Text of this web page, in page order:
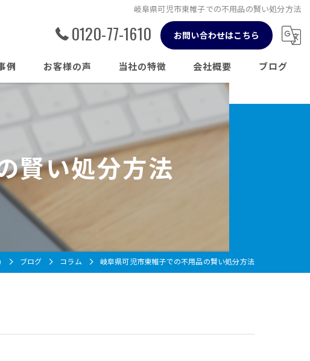
岐阜県可児市東帷子での不用品の賢い処分方法
0120-77-1610 お問い合わせはこちら
例 お客様の声 当社の特徴
剪定
会社概要 ブログ
コラム
賢い処分方法
ブログ コラム 岐阜県可児市東帷子での不用品の賢い処分方法